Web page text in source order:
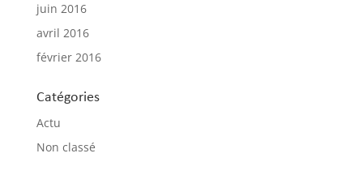
juin 2016
avril 2016
février 2016
Catégories
Actu
Non classé